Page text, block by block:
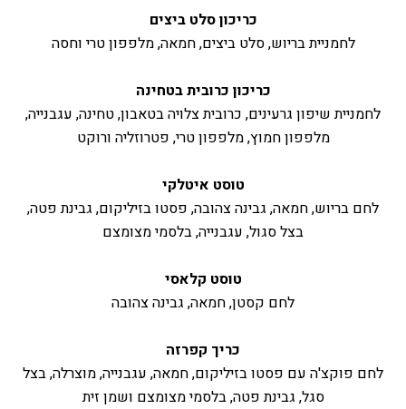
כריכון סלט ביצים
לחמניית בריוש, סלט ביצים, חמאה, מלפפון טרי וחסה
כריכון כרובית בטחינה
לחמניית שיפון גרעינים, כרובית צלויה בטאבון, טחינה, עגבנייה,
מלפפון חמוץ, מלפפון טרי, פטרוזליה ורוקט
טוסט איטלקי
לחם בריוש, חמאה, גבינה צהובה, פסטו בזיליקום, גבינת פטה,
בצל סגול, עגבנייה, בלסמי מצומצם
טוסט קלאסי
לחם קסטן, חמאה, גבינה צהובה
כריך קפרזה
לחם פוקצ'ה עם פסטו בזיליקום, חמאה, עגבנייה, מוצרלה, בצל
סגל, גבינת פטה, בלסמי מצומצם ושמן זית